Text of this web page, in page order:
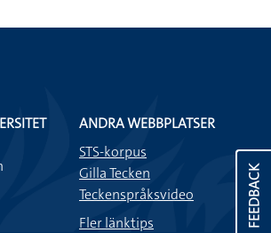
FEEDBACK
ANDRA WEBBPLATSER
STS-korpus
Gilla Tecken
Teckenspråksvideo
Fler länktips